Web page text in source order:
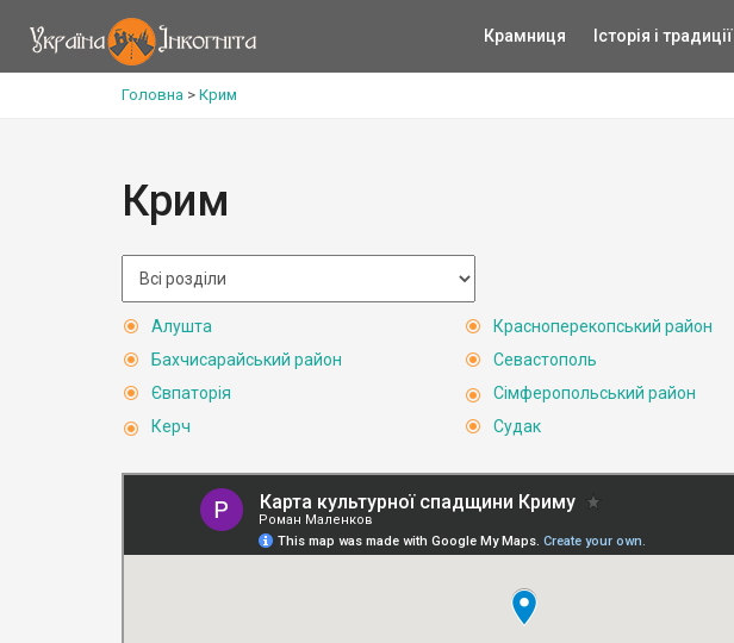
Крамниця Історія і традиції
Головна > Крим
Крим
Алушта
Бахчисарайський район
Євпаторія
Керч
Красноперекопський район
Севастополь
Сімферопольський район
Судак